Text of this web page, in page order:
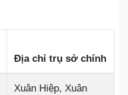
Địa chỉ trụ sở chính
Xuân Hiệp, Xuân